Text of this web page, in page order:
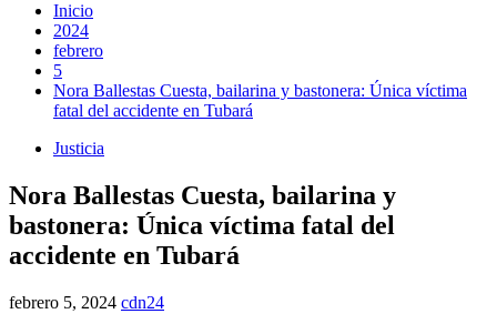
Inicio
2024
febrero
5
Nora Ballestas Cuesta, bailarina y bastonera: Única víctima
fatal del accidente en Tubará
Justicia
Nora Ballestas Cuesta, bailarina y
bastonera: Única víctima fatal del
accidente en Tubará
febrero 5, 2024 cdn24